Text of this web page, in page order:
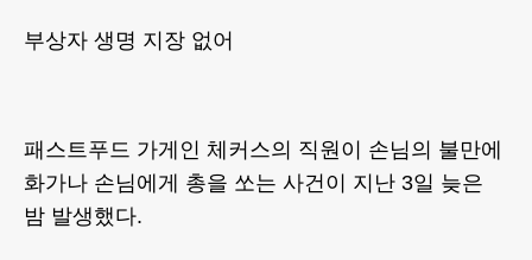
부상자 생명 지장 없어
패스트푸드 가게인 체커스의 직원이 손님의 불만에
화가나 손님에게 총을 쏘는 사건이 지난 3일 늦은
밤 발생했다.